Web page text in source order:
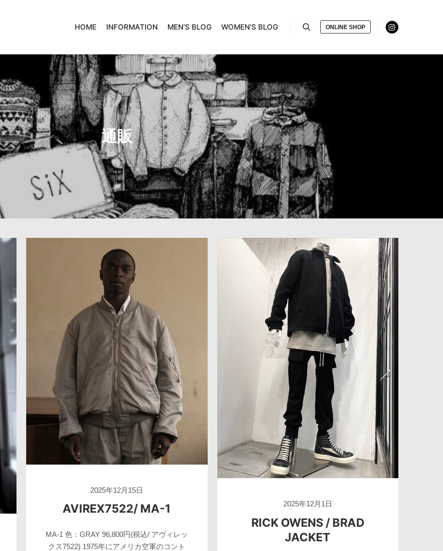
HOME INFORMATION MEN’S BLOG WOMEN’S BLOG ONLINE SHOP
通販
2025年12月15日
AVIREX7522/ MA-1
MA-1 色：GRAY 96,800円(税込/ アヴィレッ
クス7522) 1975年にアメリカ空軍のコント
2025年12月1日
RICK OWENS / BRAD
JACKET